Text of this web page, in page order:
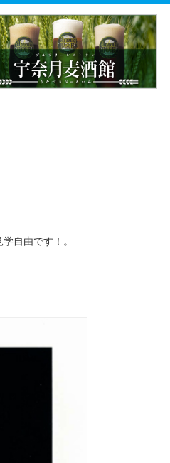
自由です！。